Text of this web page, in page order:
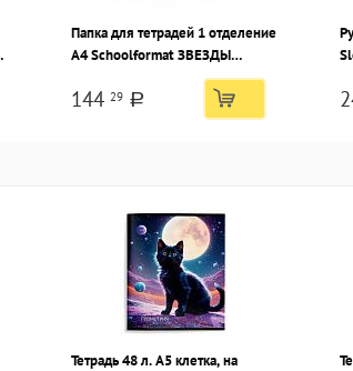
Папка для тетрадей 1 отделение
А4 Schoolformat ЗВЕЗДЫ
ДРАКИ зеленая, молния,
пластик, полиэстер, для
144 29 a
Тетрадь 48 л. А5 клетка, на